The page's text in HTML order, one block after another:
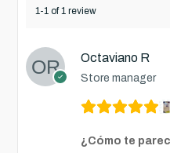
1-1 of 1 review
Octaviano R
Store manager
¿Cómo te